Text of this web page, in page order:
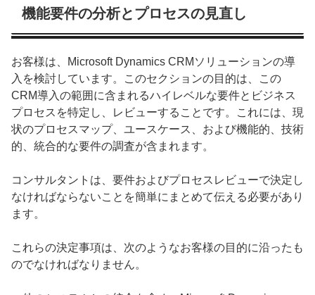
機能要件の分析とプロセスの見直し
お客様は、Microsoft Dynamics CRMソリューションの導
入を検討しています。このセクションの目的は、この
CRM導入の範囲に含まれるハイレベルな要件とビジネス
プロセスを特定し、レビューすることです。これには、現
状のプロセスマップ、ユースケース、および機能的、技術
的、統合的な要件の調査が含まれます。
コンサルタントは、要件およびプロセスレビューで決定し
なければならないことを簡単にまとめて伝える必要があり
ます。
これらの決定事項は、次のようなお客様の目的に沿ったも
のでなければなりません。